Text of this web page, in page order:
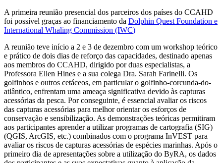
A primeira reunião presencial dos parceiros dos países do CCAHD
foi possível graças ao financiamento da Dolphin Quest Foundation e
International Whaling Commission (IWC)
A reunião teve início a 2 e 3 de dezembro com um workshop teórico
e prático de dois dias de reforço das capacidades, destinado apenas
aos membros do CCAHD, dirigido por duas especialistas, a
Professora Ellen Hines e a sua colega Dra. Sarah Farinelli. Os
golfinhos e outros cetáceos, em particular o golfinho-corcunda-do-
atlântico, enfrentam uma ameaça significativa devido às capturas
acessórias da pesca. Por conseguinte, é essencial avaliar os riscos
das capturas acessórias para melhor orientar os esforços de
conservação e sensibilização. As demonstrações teóricas permitiram
aos participantes aprender a utilizar programas de cartografia (SIG)
(QGIS, ArcGIS, etc.) combinados com o programa InVEST para
avaliar os riscos de capturas acessórias de espécies marinhas. Após o
primeiro dia de apresentações sobre a utilização do ByRA, os dados